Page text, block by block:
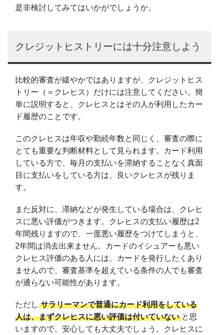
是非検討してみてはいかがでしょうか。
クレジットヒストリーには十分注意しよう
比較的審査が緩やかではありますが、クレジットヒス
トリー（＝クレヒス）だけには注意してください。簡
単に説明すると、クレヒスとはその人が利用したカー
ド履歴のことです。
このクレヒスは年収や勤続年数と同じく、審査の際に
とても重要な判断材料として見られます。カード利用
している方で、毎月の支払いを滞納することなく真面
目に支払いをしている方は、良いクレヒスが残りま
す。
また反対に、滞納などが発生している場合は、クレヒ
スに悪い評価がつきます。クレヒスの支払い履歴は2
年間残りますので、一度悪い履歴をつけてしまうと、
2年間は消去出来ません。カードのイシュアーも悪い
クレヒス評価のある人には、カードを発行したくあり
ませんので、審査基準を超えている条件の人でも審査
が通らない可能性があります。
ただし サラリーマンで普通にカード利用をしている
人は、まずクレヒスに悪い評価は付いていない と思
いますので、安心しても大丈夫でしょう。クレヒスに